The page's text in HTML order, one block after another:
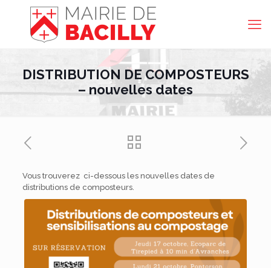
DISTRIBUTION DE COMPOSTEURS
– nouvelles dates
Vous trouverez ci-dessous les nouvelles dates de
distributions de composteurs.